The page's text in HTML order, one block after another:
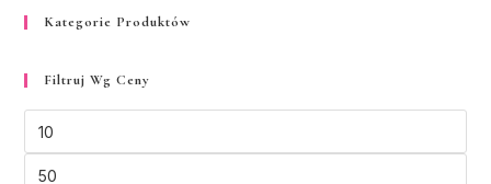
Kategorie Produktów
Filtruj Wg Ceny